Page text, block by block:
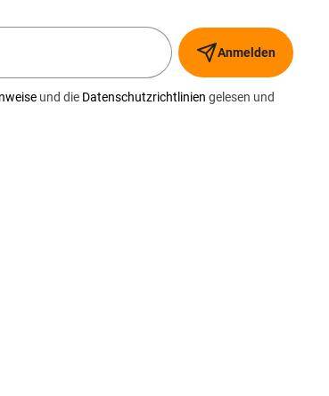
Anmelden
und die Datenschutzrichtlinien gelesen und